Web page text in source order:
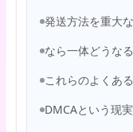
発送方法を重大
なら一体どうな
これらのよくあ
DMCAという现